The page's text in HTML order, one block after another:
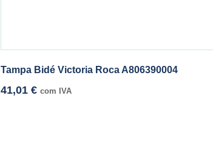
Tampa Bidé Victoria Roca A806390004
41,01 € com IVA